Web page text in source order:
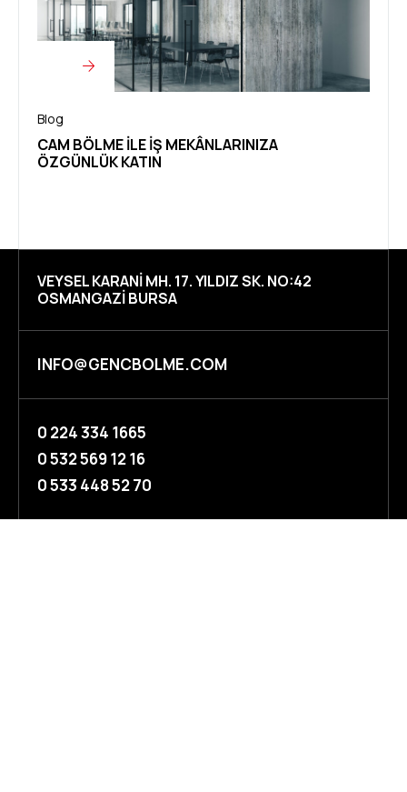
Blog
CAM BÖLME ILE İŞ MEKÂNLARINIZA
ÖZGÜNLÜK KATIN
VEYSEL KARANI MH. 17. YILDIZ SK. NO:42
OSMANGAZI BURSA
INFO@GENCBOLME.COM
0 224 334 1665
0 532 569 12 16
0 533 448 52 70